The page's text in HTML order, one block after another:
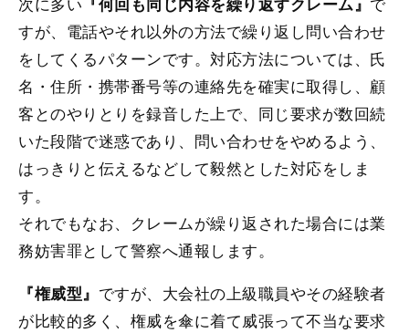
すが、電話やそれ以外の方法で繰り返し問い合わせ
をしてくるパターンです。対応方法については、氏
名・住所・携帯番号等の連絡先を確実に取得し、顧
客とのやりとりを録音した上で、同じ要求が数回続
いた段階で迷惑であり、問い合わせをやめるよう、
はっきりと伝えるなどして毅然とした対応をしま
す。
それでもなお、クレームが繰り返された場合には業
務妨害罪として警察へ通報します。
『権威型』 ですが、大会社の上級職員やその経験者
が比較的多く、権威を傘に着て威張って不当な要求